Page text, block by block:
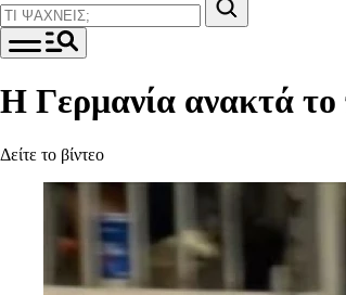
Η Γερμανία ανακτά το
Δείτε το βίντεο